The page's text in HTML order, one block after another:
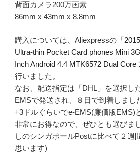
背面カメラ200万画素
86mm x 43mm x 8.8mm
購入については、Aliexpressの「
Ultra-thin Pocket Card phones Mini
Inch Android 4.4 MTK6572 Dual Core
行いました。
なお、配送指定は「DHL」を選択し
EMSで発送され、８日で到着しまし
+3ドルぐらいでe-EMS(廉価版EMS)
非常にお得なので、ぜひとも選びま
しのシンガポールPostに比べて２週
思います)